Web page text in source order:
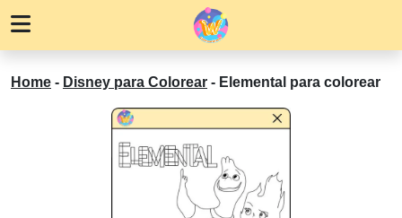
Home - Disney para Colorear - Elemental para colorear